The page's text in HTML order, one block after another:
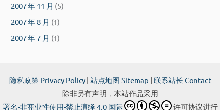
2007 年 11 月 (5)
2007 年 8 月 (1)
2007 年 7 月 (1)
隐私政策 Privacy Policy| 站点地图 Sitemap | 联系站长 Contact
除非另有声明，本站作品采用
署名-非商业性使用-禁止演绎 4.0 国际
许可协议进行